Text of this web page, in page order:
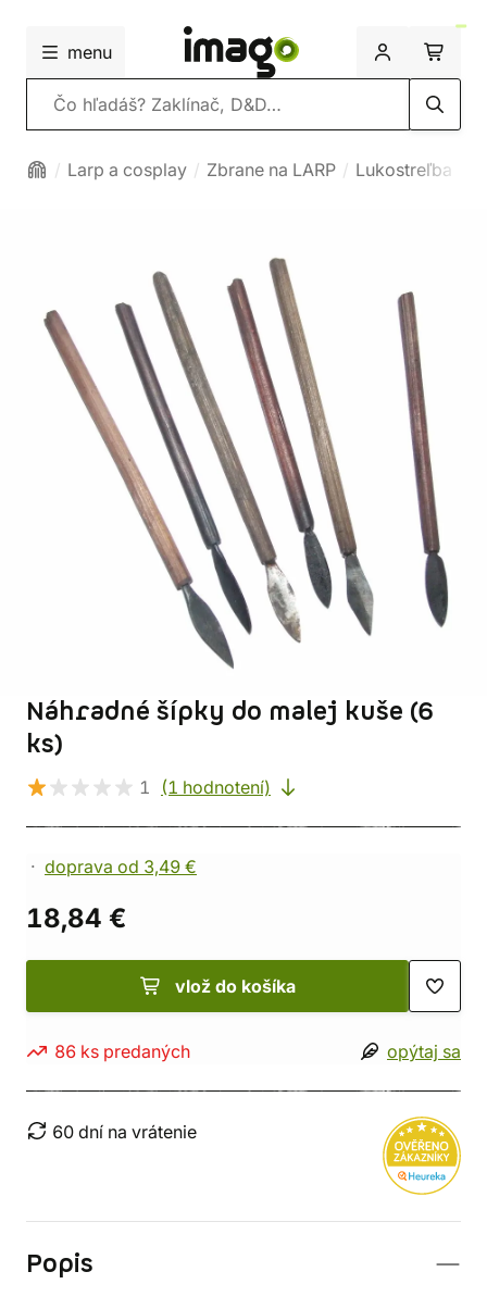
menu
Vyhľadávanie
Larp a cosplay Zbrane na LARP Lukostreľba
Náhradné šípky do malej kuše (6
ks)
1 (1 hodnotení)
doprava od 3,49 €
18,84 €
vlož do košíka
86 ks predaných opýtaj sa
60 dní na vrátenie
Popis